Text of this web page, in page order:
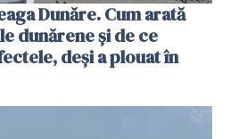
Dunăre. Cum arată
dunărene și de ce
deși a plouat în